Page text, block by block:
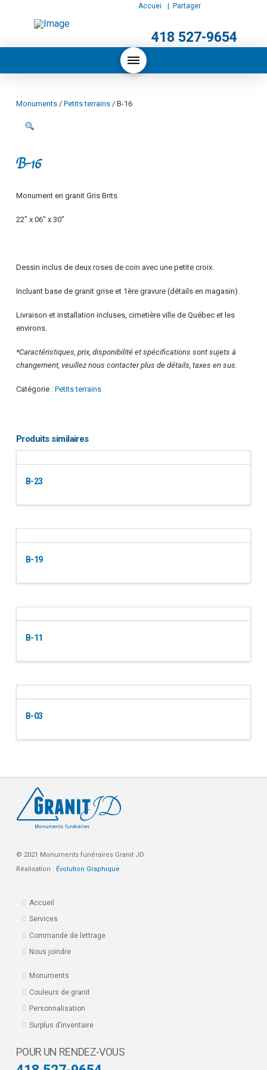
Accueil | Partager :
418 527-9654
Monuments/ Petits terrains/ B-16
B-16
Monument en granit Gris Brits
22″ x 06″ x 30″
Dessin inclus de deux roses de coin avec une petite croix.
Incluant base de granit grise et 1ère gravure (détails en magasin).
Livraison et installation incluses, cimetière ville de Québec et les
environs.
*Caractéristiques, prix, disponibilité et spécifications sont sujets à
changement, veuillez nous contacter plus de détails, taxes en sus.
Catégorie : Petits terrains
Produits similaires
B-23
B-19
B-11
B-03
© 2021 Monuments funéraires Granit JD
Réalisation : Évolution Graphique
Accueil
Services
Commande de lettrage
Nous joindre
Monuments
Couleurs de granit
Personnalisation
Surplus d’inventaire
POUR UN RENDEZ-VOUS